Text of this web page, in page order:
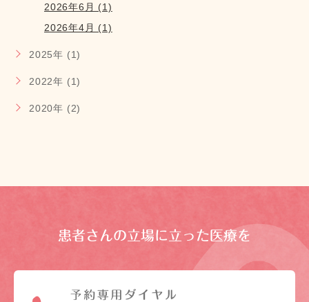
2026年6月 (1)
2026年4月 (1)
2025年 (1)
2022年 (1)
2020年 (2)
患者さんの立場に立った医療を